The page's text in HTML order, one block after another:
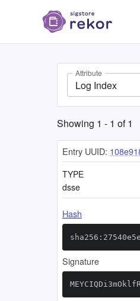
Attribute
Log Index
Showing 1 - 1 of1
Entry UUID:
TYPE
dsse
Hash
Signature